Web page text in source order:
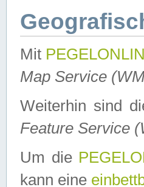
Mit
Map Service
Weiterhin sind
Feature Service
Um die
kann eine